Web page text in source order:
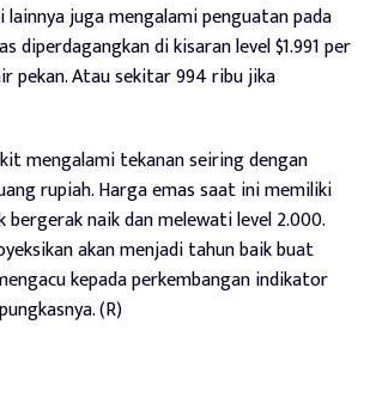
lainnya juga mengalami penguatan pada
diperdagangkan di kisaran level $1.991 per
pekan. Atau sekitar 994 ribu jika
mengalami tekanan seiring dengan
rupiah. Harga emas saat ini memiliki
naik dan melewati level 2.000.
akan menjadi tahun baik buat
kepada perkembangan indikator
(R)